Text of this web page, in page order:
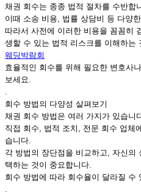
채권 회수는 종종 법적 절차를 수반합
이때 소송 비용, 법률 상담비 등 다양
따라서 사전에 이러한 비용을 꼼꼼히
생할 수 있는 법적 리스크를 이해하는
웨딩박람회
효율적인 회수를 위해 필요한 변호사
보세요.
.
회수 방법의 다양성 살펴보기
채권 회수 방법은 여러 가지가 있습니
직접 회수, 법적 조치, 전문 회수 업체
습니다.
각 방법의 장단점을 비교하고, 자신의
택하는 것이 중요합니다.
회수 방법에 따라 회수율이 달라질 수
.